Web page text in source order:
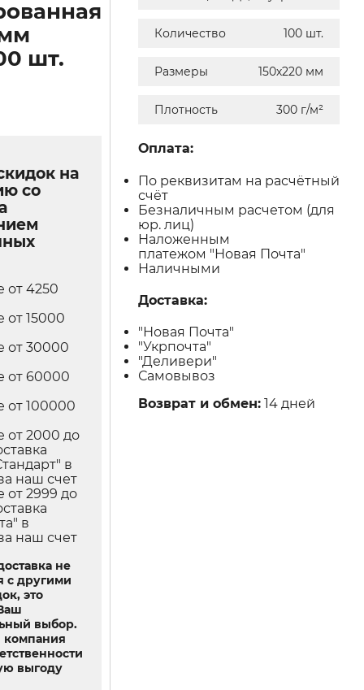
шт.
на
со
от 4250
от 15000
от 30000
от 60000
от 100000
от 2000 до
в
наш счет
от 2999 до
в
наш счет
не
с другими
это
выбор.
выгоду
Количество 100 шт.
Размеры 150х220 мм
Плотность 300 г/м²
Оплата:
По реквизитам на расчётный
счёт
Безналичным расчетом (для
юр. лиц)
Наложенным
платежом "Новая Почта"
Наличными
Доставка:
"Новая Почта"
"Укрпочта"
"Деливери"
Самовывоз
Возврат и обмен:14 дней